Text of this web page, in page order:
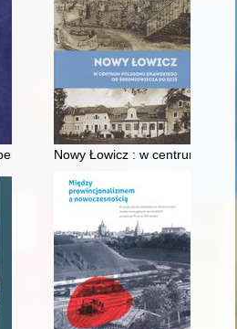
z rodu Ślązaka
Nowy Łowicz : w centrum